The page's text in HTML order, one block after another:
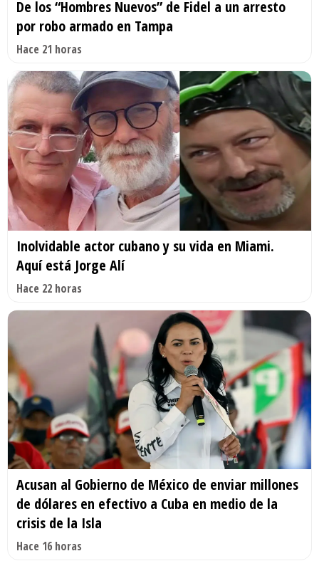
De los “Hombres Nuevos” de Fidel a un arresto
por robo armado en Tampa
Hace 21 horas
Inolvidable actor cubano y su vida en Miami.
Aquí está Jorge Alí
Hace 22 horas
Acusan al Gobierno de México de enviar millones
de dólares en efectivo a Cuba en medio de la
crisis de la Isla
Hace 16 horas